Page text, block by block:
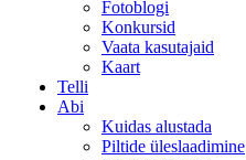
Fotoblogi
Konkursid
Vaata kasutajaid
Kaart
Telli
Abi
Kuidas alustada
Piltide üleslaadimine